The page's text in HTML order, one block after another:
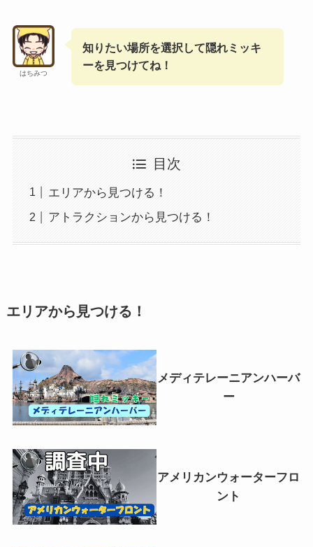
はちみつ
知りたい場所を選択して隠れミッキ
ーを見つけてね！
目次
エリアから見つける！
アトラクションから見つける！
エリアから見つける！
メディテレーニアンハーバ
ー
アメリカンウォーターフロ
ント